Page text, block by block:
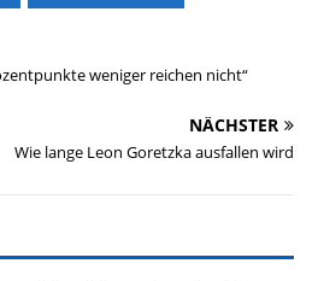
weniger reichen nicht“
NÄCHSTER
Wie lange Leon Goretzka ausfallen wird